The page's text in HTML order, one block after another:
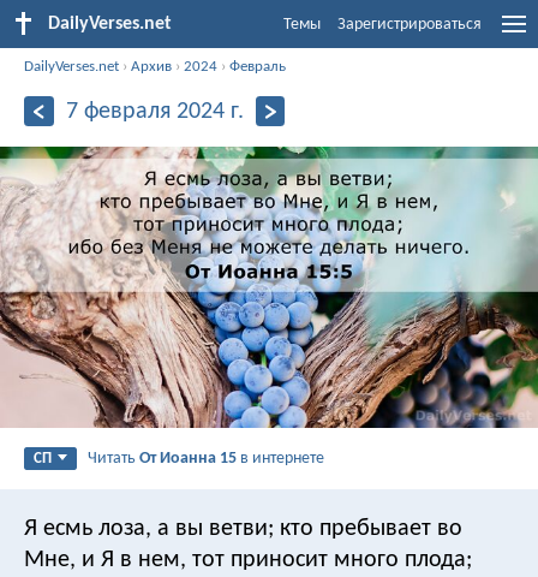
DailyVerses.net Темы Зарегистрироваться
DailyVerses.net ›Архив ›2024 ›Февраль
7 февраля 2024 г.
СП ЧитатьОт Иоанна 15 в интернете
Я есмь лоза, а вы ветви; кто пребывает во
Мне, и Я в нем, тот приносит много плода;